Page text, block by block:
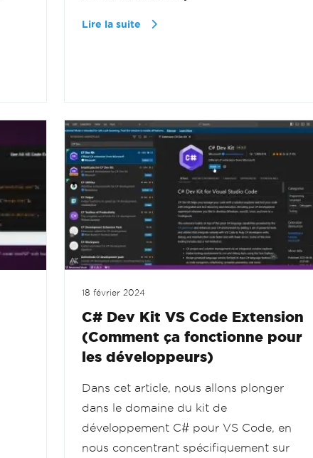
Lire la suite
18 février 2024
C# Dev Kit VS Code Extension
(Comment ça fonctionne pour
les développeurs)
Dans cet article, nous allons plonger
dans le domaine du kit de
développement C# pour VS Code, en
nous concentrant spécifiquement sur